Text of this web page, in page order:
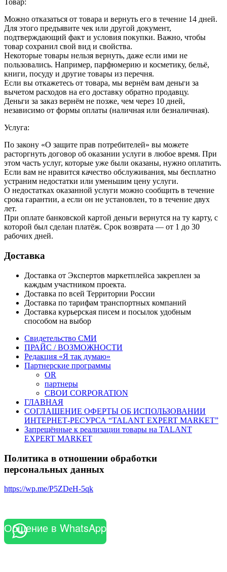
Товар:
Можно отказаться от товара и вернуть его в течение 14 дней.
Для этого предъявите чек или другой документ,
подтверждающий факт и условия покупки. Важно, чтобы
товар сохранил свой вид и свойства.
Некоторые товары нельзя вернуть, даже если ими не
пользовались. Например, парфюмерию и косметику, бельё,
книги, посуду и другие товары из перечня.
Если вы откажетесь от товара, мы вернём вам деньги за
вычетом расходов на его доставку обратно продавцу.
Деньги за заказ вернём не позже, чем через 10 дней,
независимо от формы оплаты (наличная или безналичная).
Услуга:
По закону «О защите прав потребителей» вы можете
расторгнуть договор об оказании услуги в любое время. При
этом часть услуг, которые уже были оказаны, нужно оплатить.
Если вам не нравится качество обслуживания, мы бесплатно
устраним недостатки или уменьшим цену услуги.
О недостатках оказанной услуги можно сообщить в течение
срока гарантии, а если он не установлен, то в течение двух
лет.
При оплате банковской картой деньги вернутся на ту карту, с
которой был сделан платёж. Срок возврата — от 1 до 30
рабочих дней.
Доставка
Доставка от Экспертов маркетплейса закреплен за
каждым участником проекта.
Доставка по всей Территории России
Доставка по тарифам транспортных компаний
Доставка курьерская писем и посылок удобным
способом на выбор
Свидетельство СМИ
ПРАЙС / ВОЗМОЖНОСТИ
Редакция «Я так думаю»
Партнерские программы
OR
партнеры
СВОИ CORPORATION
ГЛАВНАЯ
СОГЛАШЕНИЕ ОФЕРТЫ ОБ ИСПОЛЬЗОВАНИИ
ИНТЕРНЕТ-РЕСУРСА “TALANT EXPERT MARKET”
Запрещённые к реализации товары на TALANT
EXPERT MARKET
Политика в отношении обработки
персональных данных
https://wp.me/P5ZDeH-5qk
Общение в WhatsApp